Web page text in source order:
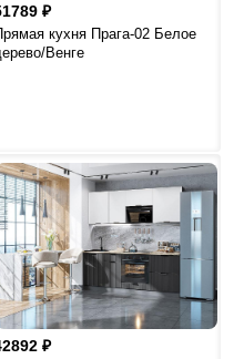
кухня Прага-02 Белое
Венге